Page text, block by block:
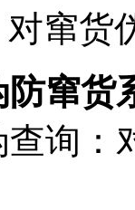
窜货
防窜货
：对